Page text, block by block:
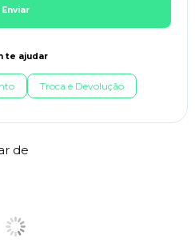
Enviar
te ajudar
Troca e Devolução
de